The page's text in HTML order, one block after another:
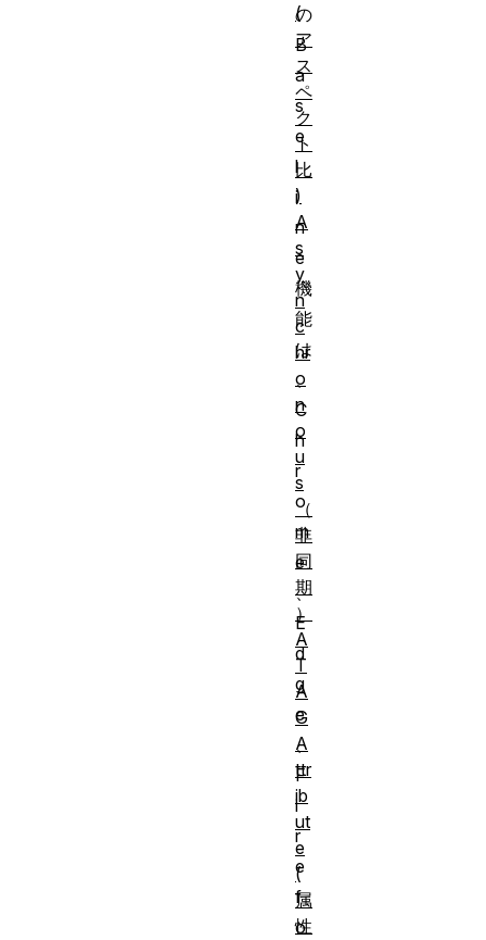
の
B
a
s
e
l
i
n
e
機
能
は
、
C
h
r
o
m
e
、
E
d
g
e
、
F
i
r
e
f
o
(
ア
ス
ペ
ク
ト
比
)
A
s
y
n
c
hr
o
n
o
u
s
（
非
同
期
）
A
T
A
G
A
ttr
ib
ut
e
(
属
性